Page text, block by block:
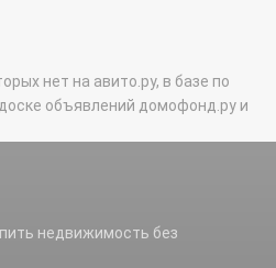
нет на авито.ру, в базе по
объявлений домофонд.ру и
недвижимость без